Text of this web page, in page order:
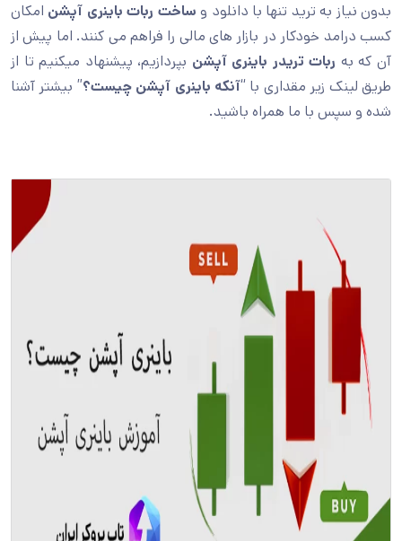
بدون نیاز به ترید تنها با دانلود و ساخت ربات باینری آپشن امکان
کسب درامد خودکار در بازار های مالی را فراهم می کنند. اما پیش از
آن که به ربات تریدر باینری آپشن بپردازیم، پیشنهاد میکنیم تا از
طریق لینک زیر مقداری با “آنکه باینری آپشن چیست؟” بیشتر آشنا
شده و سپس با ما همراه باشید.